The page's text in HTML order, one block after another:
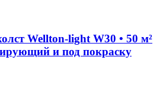
Wellton-light W30 • 50 м²
и под покраску